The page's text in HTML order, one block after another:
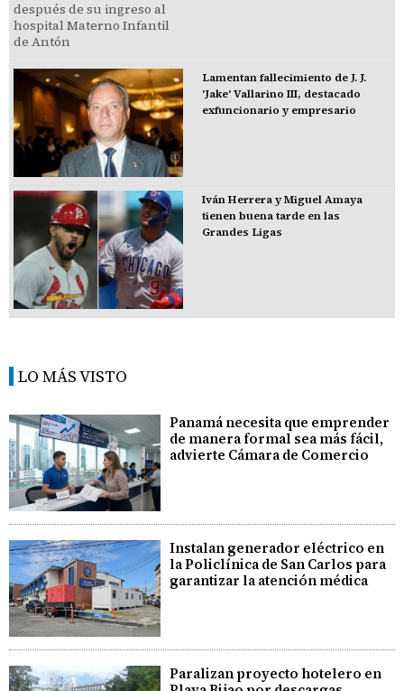
Lamentan fallecimiento de J. J.
'Jake' Vallarino III, destacado
exfuncionario y empresario
Iván Herrera y Miguel Amaya
tienen buena tarde en las
Grandes Ligas
LO MÁS VISTO
Panamá necesita que emprender
de manera formal sea más fácil,
advierte Cámara de Comercio
Instalan generador eléctrico en
la Policlínica de San Carlos para
garantizar la atención médica
Paralizan proyecto hotelero en